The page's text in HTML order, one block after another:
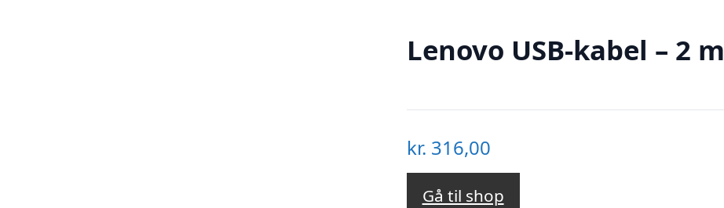
Lenovo USB-kabel – 2 m
kr. 316,00
Gå til shop